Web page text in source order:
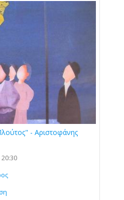
- Αριστοφάνης